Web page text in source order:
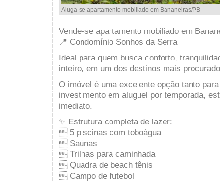
Aluga-se apartamento mobiliado em Bananeiras/PB
Vende-se apartamento mobiliado em
📍 Condomínio Sonhos da Serra
Ideal para quem busca conforto,
inteiro, em um dos destinos mais
O imóvel é uma excelente opção tanto
investimento em aluguel por temporada,
imediato.
✨ Estrutura completa de lazer:
 5 piscinas com toboágua
 Saúnas
 Trilhas para caminhada
 Quadra de beach tênis
 Campo de futebol